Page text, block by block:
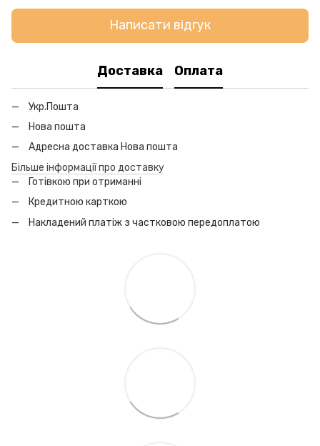
Написати відгук
Доставка Оплата
Укр.Пошта
Нова пошта
Адресна доставка Нова пошта
Більше інформації про доставку
Готівкою при отриманні
Кредитною карткою
Накладений платіж з частковою передоплатою